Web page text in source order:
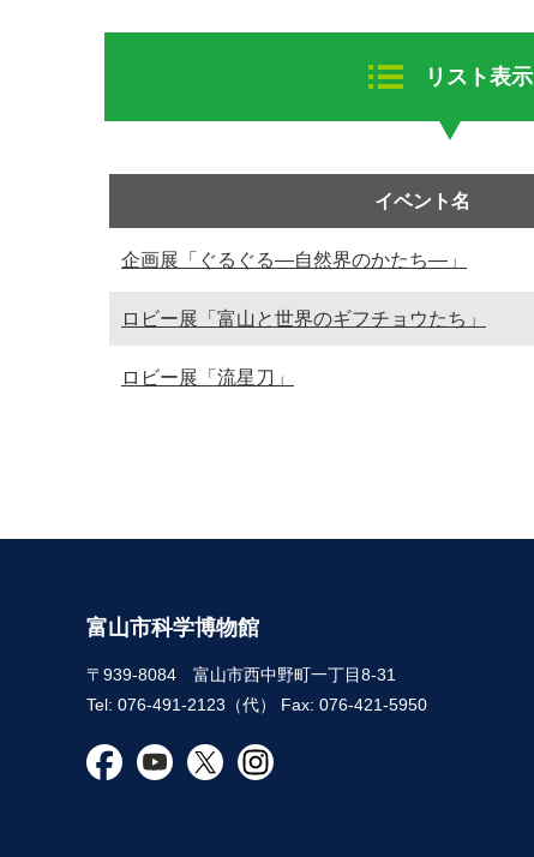
リスト表示
イベント名
企画展「ぐるぐる—自然界のかたち—」
ロビー展「富山と世界のギフチョウたち」
ロビー展「流星刀」
富山市科学博物館
〒939-8084 富山市西中野町一丁目8-31
Tel: 076-491-2123（代） Fax: 076-421-5950